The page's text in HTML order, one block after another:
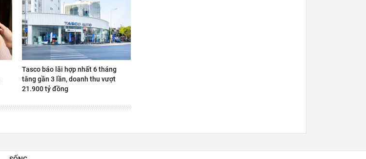
Tasco báo lãi hợp nhất 6 tháng
tăng gần 3 lần, doanh thu vượt
21.900 tỷ đồng